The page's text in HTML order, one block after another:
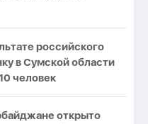
российского
в Сумской области
человек
открыто